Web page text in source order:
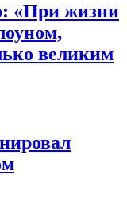
«При жизни
великим